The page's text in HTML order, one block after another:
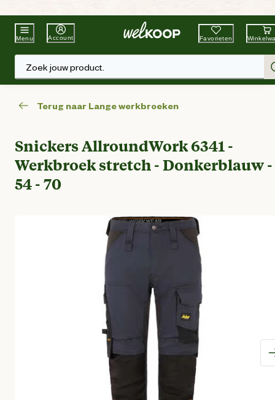
Beste WinkelketenTuin & Dier
Menu Account Favorieten
Zoek jouw product.
Terug naar Lange werkbroeken
Snickers AllroundWork 6341 -
Werkbroek stretch - Donkerblauw -
54 - 70